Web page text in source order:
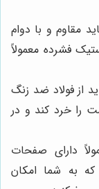
مقاوم و با دوام
فشرده معمولاً
از فولاد ضد زنگ
را خرد کند و در
دارای صفحات
به شما امکان